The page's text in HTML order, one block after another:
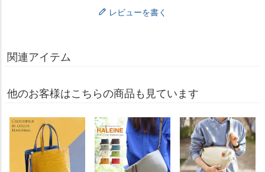
レビューを書く
関連アイテム
他のお客様はこちらの商品も見ています